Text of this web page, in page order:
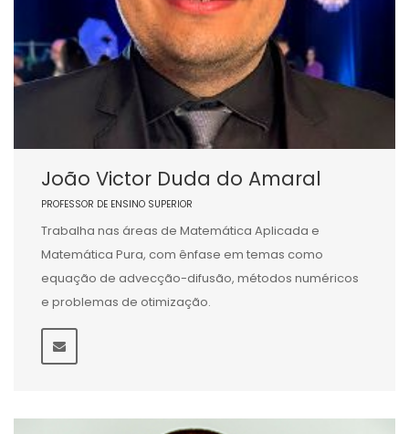
João Victor Duda do Amaral
PROFESSOR DE ENSINO SUPERIOR
Trabalha nas áreas de Matemática Aplicada e
Matemática Pura, com ênfase em temas como
equação de advecção-difusão, métodos numéricos
e problemas de otimização.